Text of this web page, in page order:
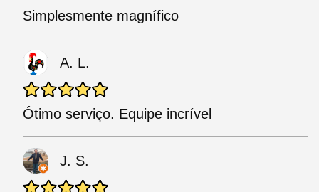
Simplesmente magnífico
A. L.
Ótimo serviço. Equipe incrível
J. S.